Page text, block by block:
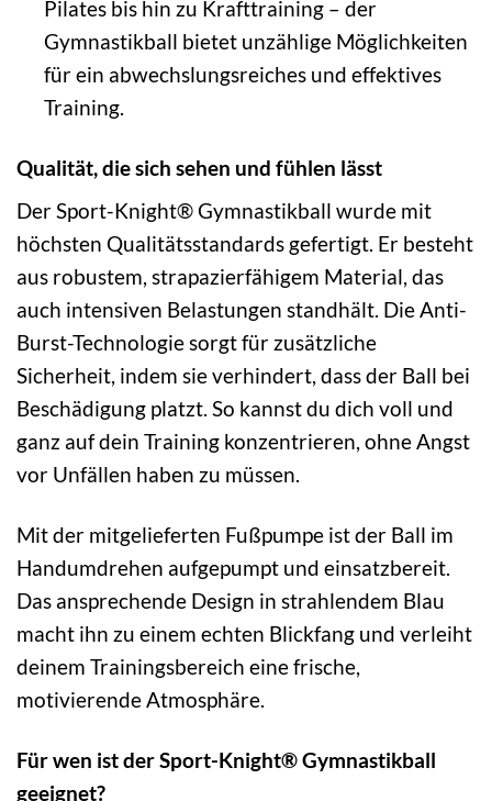
Pilates bis hin zu Krafttraining – der
Gymnastikball bietet unzählige Möglichkeiten
für ein abwechslungsreiches und effektives
Training.
Qualität, die sich sehen und fühlen lässt
Der Sport-Knight® Gymnastikball wurde mit
höchsten Qualitätsstandards gefertigt. Er besteht
aus robustem, strapazierfähigem Material, das
auch intensiven Belastungen standhält. Die Anti-
Burst-Technologie sorgt für zusätzliche
Sicherheit, indem sie verhindert, dass der Ball bei
Beschädigung platzt. So kannst du dich voll und
ganz auf dein Training konzentrieren, ohne Angst
vor Unfällen haben zu müssen.
Mit der mitgelieferten Fußpumpe ist der Ball im
Handumdrehen aufgepumpt und einsatzbereit.
Das ansprechende Design in strahlendem Blau
macht ihn zu einem echten Blickfang und verleiht
deinem Trainingsbereich eine frische,
motivierende Atmosphäre.
Für wen ist der Sport-Knight® Gymnastikball
geeignet?